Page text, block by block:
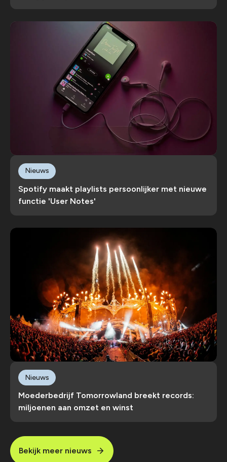
Spotify maakt playlists persoonlijker met nieuwe
functie 'User Notes'
Nieuws
Moederbedrijf Tomorrowland breekt records:
miljoenen aan omzet en winst
Nieuws
Bekijk meer nieuws